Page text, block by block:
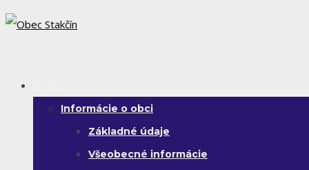
Informácie o obci
Základné údaje
Všeobecné informácie